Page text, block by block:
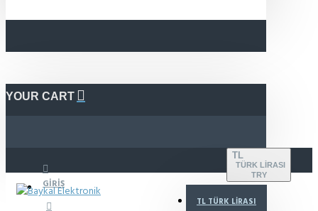
YOUR CART
GIRIŞ
TL
TÜRK LIRASI
TRY
TL TÜRK LIRASI